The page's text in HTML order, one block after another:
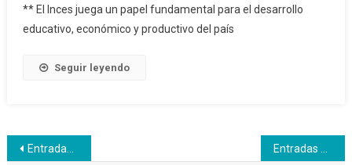
** El Inces juega un papel fundamental para el desarrollo
educativo, económico y productivo del país
Seguir leyendo
Navegación
Entradas anteriores